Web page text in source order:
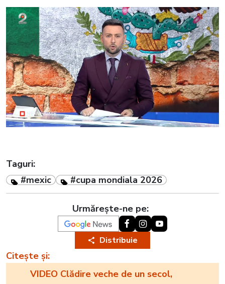
Taguri:
#mexic
#cupa mondiala 2026
Urmărește-ne pe:
Distribuie
Citește și:
VIDEO Clădire veche de un secol,